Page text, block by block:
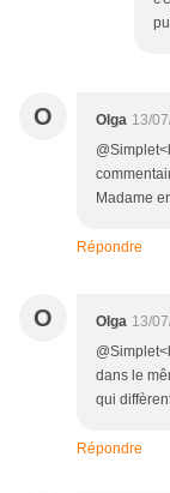
O Olga 13/
Madame
Répondre
O Olga 13/
dans le
qui
Répondre